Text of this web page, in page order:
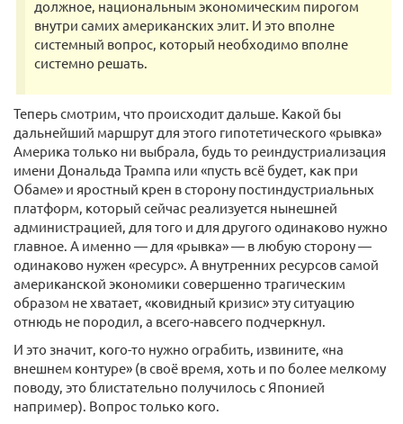
должное, национальным экономическим пирогом
внутри самих американских элит. И это вполне
системный вопрос, который необходимо вполне
системно решать.
Теперь смотрим, что происходит дальше. Какой бы
дальнейший маршрут для этого гипотетического «рывка»
Америка только ни выбрала, будь то реиндустриализация
имени Дональда Трампа или «пусть всё будет, как при
Обаме» и яростный крен в сторону постиндустриальных
платформ, который сейчас реализуется нынешней
администрацией, для того и для другого одинаково нужно
главное. А именно — для «рывка» — в любую сторону —
одинаково нужен «ресурс». А внутренних ресурсов самой
американской экономики совершенно трагическим
образом не хватает, «ковидный кризис» эту ситуацию
отнюдь не породил, а всего-навсего подчеркнул.
И это значит, кого-то нужно ограбить, извините, «на
внешнем контуре» (в своё время, хоть и по более мелкому
поводу, это блистательно получилось с Японией
например). Вопрос только кого.